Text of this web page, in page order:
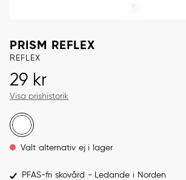
PRISM REFLEX
REFLEX
Pris: 29 kr
29 kr
Visa prishistorik
Valt alternativ ej i lager
PFAS-fri skovård - Ledande i Norden